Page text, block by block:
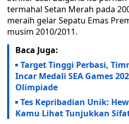
termahal Setan Merah pada
meraih gelar Sepatu Emas
musim 2010/2011.
Baca Juga:
Target Tinggi Perbasi,
Incar Medali SEA Games
Olimpiade
Tes Kepribadian Unik:
Kamu Lihat Tunjukkan